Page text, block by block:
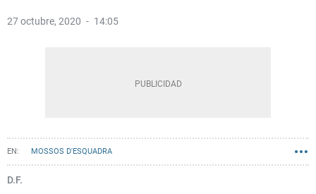
27 octubre, 2020 14:05
MOSSOS D'ESQUADRA
D.F.